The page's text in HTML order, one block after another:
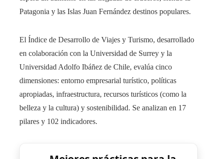
Patagonia y las Islas Juan Fernández destinos populares.
El Índice de Desarrollo de Viajes y Turismo, desarrollado
en colaboración con la Universidad de Surrey y la
Universidad Adolfo Ibáñez de Chile, evalúa cinco
dimensiones: entorno empresarial turístico, políticas
apropiadas, infraestructura, recursos turísticos (como la
belleza y la cultura) y sostenibilidad. Se analizan en 17
pilares y 102 indicadores.